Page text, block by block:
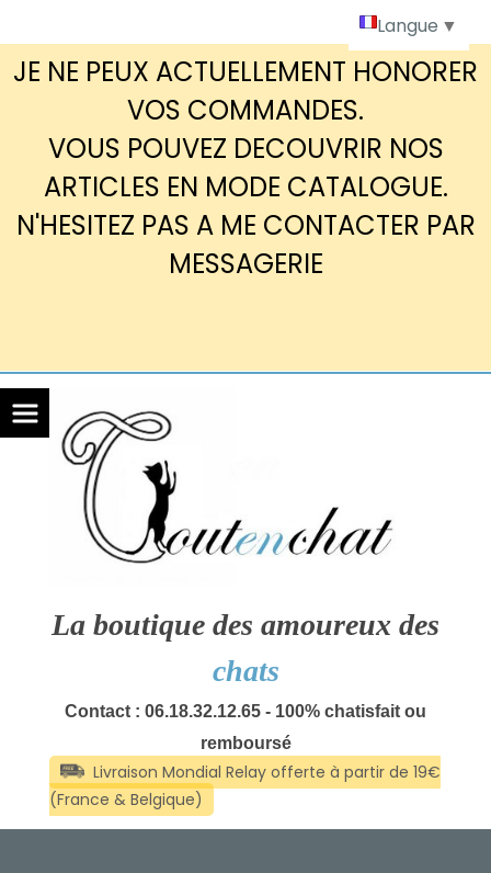
JE NE PEUX ACTUELLEMENT HONORER
VOS COMMANDES.
VOUS POUVEZ DECOUVRIR NOS
ARTICLES EN MODE CATALOGUE.
N'HESITEZ PAS A ME CONTACTER PAR
MESSAGERIE
La boutique des amoureux des
chats
Contact : 06.18.32.12.65 - 100% chatisfait ou
remboursé
Langue ▼